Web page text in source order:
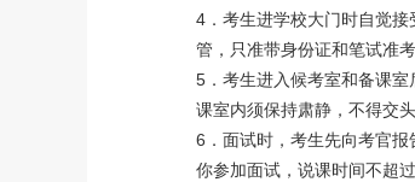
4．考生进学校大门时自觉
管，只准带身份证和笔试准
5．考生进入候考室和备课
课室内须保持肃静，不得交
6．面试时，考生先向考官报
你参加面试，说课时间不超